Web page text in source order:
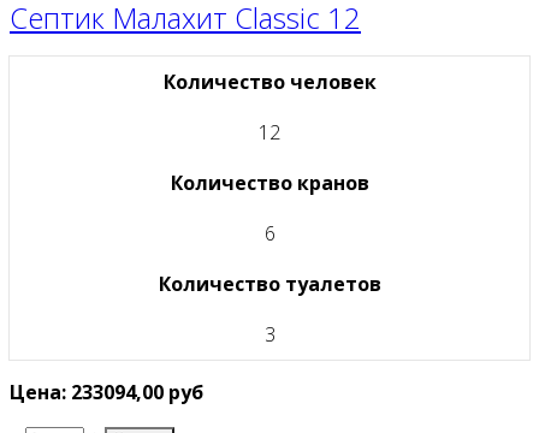
Септик Малахит Classic 12
Количество человек
12
Количество кранов
6
Количество туалетов
3
Цена: 233094,00 руб